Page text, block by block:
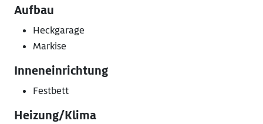
Aufbau
Heckgarage
Markise
Inneneinrichtung
Festbett
Heizung/Klima